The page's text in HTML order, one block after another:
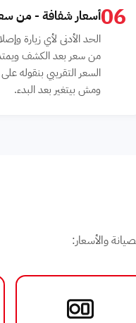
06أسعار شفافة - من
من سعر بعد الكشف
السعر التقريبي بنقوله
ومش بيتغير بعد البدء.